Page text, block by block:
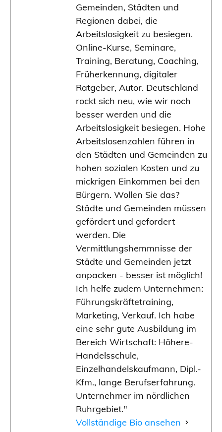
Gemeinden, Städten und
Regionen dabei, die
Arbeitslosigkeit zu besiegen.
Online-Kurse, Seminare,
Training, Beratung, Coaching,
Früherkennung, digitaler
Ratgeber, Autor. Deutschland
rockt sich neu, wie wir noch
besser werden und die
Arbeitslosigkeit besiegen. Hohe
Arbeitslosenzahlen führen in
den Städten und Gemeinden zu
hohen sozialen Kosten und zu
mickrigen Einkommen bei den
Bürgern. Wollen Sie das?
Städte und Gemeinden müssen
gefördert und gefordert
werden. Die
Vermittlungshemmnisse der
Städte und Gemeinden jetzt
anpacken - besser ist möglich!
Ich helfe zudem Unternehmen:
Führungskräftetraining,
Marketing, Verkauf. Ich habe
eine sehr gute Ausbildung im
Bereich Wirtschaft: Höhere-
Handelsschule,
Einzelhandelskaufmann, Dipl.-
Kfm., lange Berufserfahrung.
Unternehmer im nördlichen
Ruhrgebiet."
Vollständige Bio ansehen